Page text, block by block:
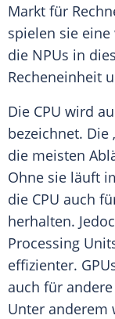
Markt für
spielen sie
die NPUs in
Recheneinheit
Die CPU wird
bezeichnet. Die
die meisten
Ohne sie läuft
die CPU auch
herhalten.
Processing
effizienter.
auch für andere
Unter anderem